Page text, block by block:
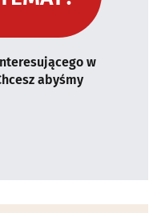
w
abyśmy